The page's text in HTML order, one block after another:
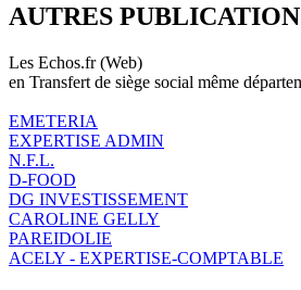
AUTRES
Les Echos.fr (Web)
en Transfert de siège social même
EMETERIA
EXPERTISE ADMIN
N.F.L.
D-FOOD
DG INVESTISSEMENT
CAROLINE GELLY
PAREIDOLIE
ACELY - EXPERTISE-COMPTABLE